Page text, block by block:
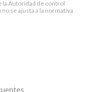
la Autoridad de control
se ajusta a la normativa